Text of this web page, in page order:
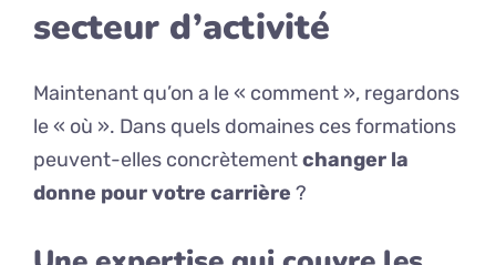
secteur d’activité
Maintenant qu’on a le « comment », regardons
le « où ». Dans quels domaines ces formations
peuvent-elles concrètementchanger la
donne pour votre carrière ?